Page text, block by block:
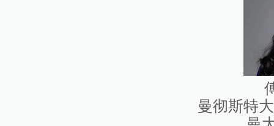
曼彻斯特